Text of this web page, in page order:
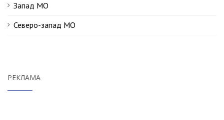
Запад МО
Северо-запад МО
РЕКЛАМА